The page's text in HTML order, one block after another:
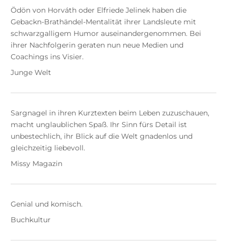
Ödön von Horváth oder Elfriede Jelinek haben die
Gebackn-Brathändel-Mentalität ihrer Landsleute mit
schwarzgalligem Humor auseinandergenommen. Bei
ihrer Nachfolgerin geraten nun neue Medien und
Coachings ins Visier.
Junge Welt
Sargnagel in ihren Kurztexten beim Leben zuzuschauen,
macht unglaublichen Spaß. Ihr Sinn fürs Detail ist
unbestechlich, ihr Blick auf die Welt gnadenlos und
gleichzeitig liebevoll.
Missy Magazin
Genial und komisch.
Buchkultur